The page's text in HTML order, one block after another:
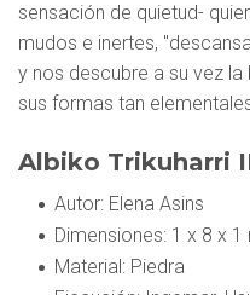
sensación de quietud-
mudos e inertes,
y nos descubre a su vez
sus formas tan
Albiko Trikuharri
Autor: Elena Asins
Dimensiones: 1 x 8 x 1
Material: Piedra